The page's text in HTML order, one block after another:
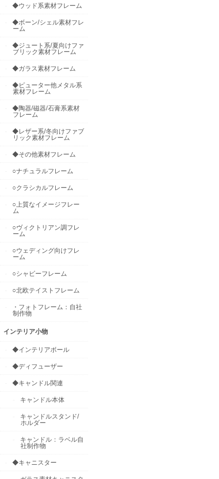
◆ウッド系素材フレーム
◆ボーン/シェル素材フレ
ーム
◆ジュート系/夏向けファ
ブリック素材フレーム
◆ガラス素材フレーム
◆ピューター他メタル系
素材フレーム
◆陶器/磁器/石膏系素材
フレーム
◆レザー系/冬向けファブ
リック素材フレーム
◆その他素材フレーム
○ナチュラルフレーム
○クラシカルフレーム
○上質なイメージフレー
ム
○ヴィクトリアン調フレ
ーム
○ウェディング向けフレ
ーム
○シャビーフレーム
○北欧テイストフレーム
・フォトフレーム：自社
制作物
インテリア小物
◆インテリアボール
◆ディフューザー
◆キャンドル関連
キャンドル本体
キャンドルスタンド/
ホルダー
キャンドル：ラベル自
社制作物
◆キャニスター